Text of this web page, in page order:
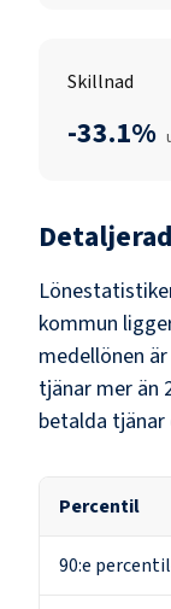
Skillnad
-33.1%
kommun
medellönen är
tjänar mer än
betalda tjänar
Percentil
90:e